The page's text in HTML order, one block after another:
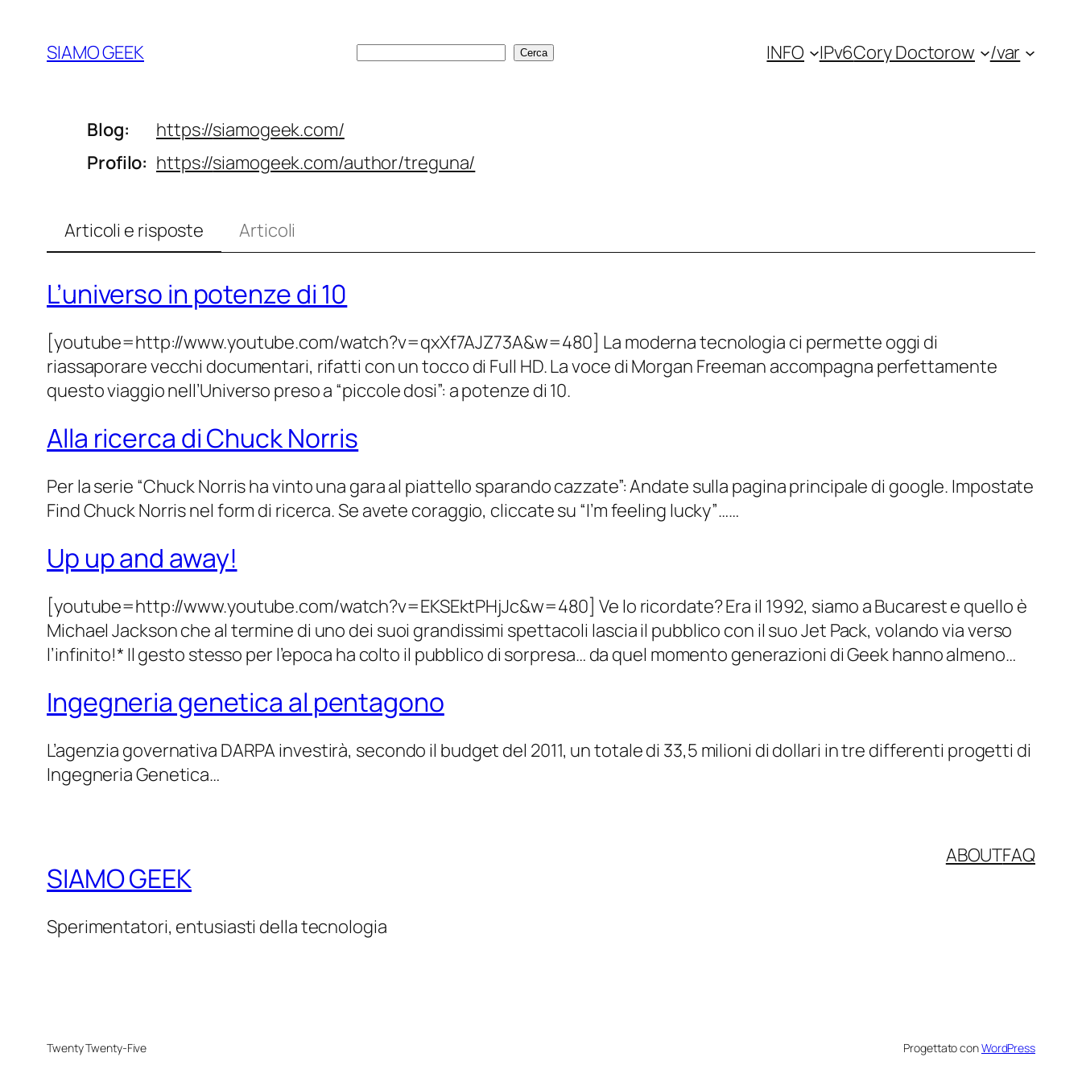
contenuto
SIAMO GEEK Cerca Cerca INFO IPv6Cory Doctorow /var
Blog https://siamogeek.com/
Profilo
https://siamogeek.com/author/treguna/
Articoli e risposte Articoli
L’universo in potenze di 10
[youtube=http://www.youtube.com/watch?v=qxXf7AJZ73A&w=480] La moderna tecnologia ci permette oggi di
riassaporare vecchi documentari, rifatti con un tocco di Full HD. La voce di Morgan Freeman accompagna perfettamente
questo viaggio nell’Universo preso a “piccole dosi”: a potenze di 10.
Alla ricerca di Chuck Norris
Per la serie “Chuck Norris ha vinto una gara al piattello sparando cazzate”: Andate sulla pagina principale di google. Impostate
Find Chuck Norris nel form di ricerca. Se avete coraggio, cliccate su “I’m feeling lucky”……
Up up and away!
[youtube=http://www.youtube.com/watch?v=EKSEktPHjJc&w=480] Ve lo ricordate? Era il 1992, siamo a Bucarest e quello è
Michael Jackson che al termine di uno dei suoi grandissimi spettacoli lascia il pubblico con il suo Jet Pack, volando via verso
l’infinito!* Il gesto stesso per l’epoca ha colto il pubblico di sorpresa… da quel momento generazioni di Geek hanno almeno…
Ingegneria genetica al pentagono
L’agenzia governativa DARPA investirà, secondo il budget del 2011, un totale di 33,5 milioni di dollari in tre differenti progetti di
Ingegneria Genetica…
SIAMO GEEK
Sperimentatori, entusiasti della tecnologia
ABOUTFAQ
Twenty Twenty-Five Progettato conWordPress